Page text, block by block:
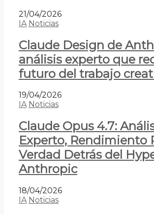
21/04/2026
IA Noticias
Claude Design de
análisis experto que
futuro del trabajo
19/04/2026
IA Noticias
Claude Opus 4.7:
Experto, Rendimiento
Verdad Detrás del
Anthropic
18/04/2026
IA Noticias